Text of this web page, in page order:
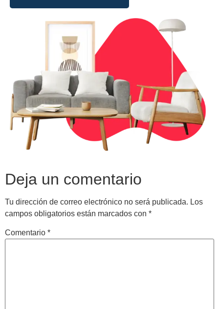
Deja un comentario
Tu dirección de correo electrónico no será publicada. Los
campos obligatorios están marcados con *
Comentario *